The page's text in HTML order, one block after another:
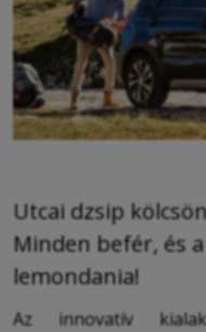
Utcai dzsip
Minden befér, és
lemondania!
Az innovatív